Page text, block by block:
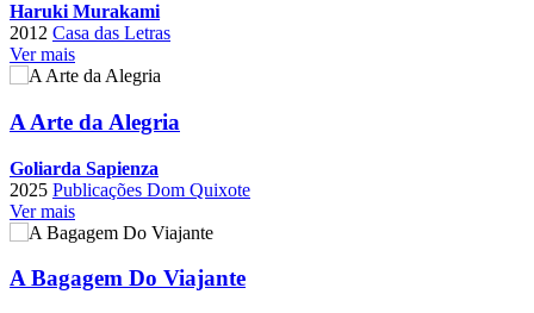
Haruki Murakami
2012 Casa das Letras
Ver mais
A Arte da Alegria
Goliarda Sapienza
2025 Publicações Dom Quixote
Ver mais
A Bagagem Do Viajante